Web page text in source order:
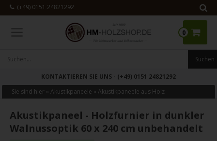
(+49) 0151 24821292
0
SOMMERANGEBOT– BIS ZU 80% RABATT AUF
Sie sind hier »Akustikpaneele »Akustikpaneele aus Holz
Akustikpaneel - Holzfurnier in dunkler
Walnussoptik 60 x 240 cm unbehandelt